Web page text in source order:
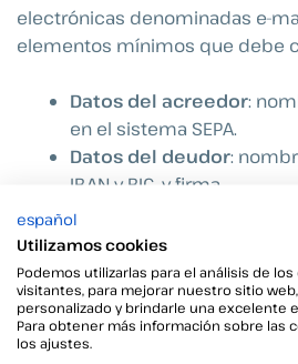
electrónicas denominadas e-
elementos mínimos que debe
Datos del acreedor:
en el sistema SEPA.
Datos del deudor:
IBAN y BIC, y firma.
Información del mandato
referencia único, fecha de
de esquema de pago.
También debe incluir
como:
español
Utilizamos cookies
Podemos utilizarlas para el análisis de
visitantes, para mejorar nuestro sitio
personalizado y brindarle una excelente
Para obtener más información sobre las
los ajustes.